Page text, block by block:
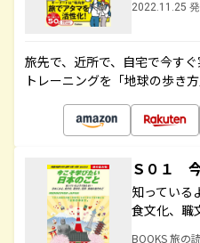
2022.11.25
旅先で、近所で、自宅で今す
トレーニングを「地球の歩き
Ｓ０１
知っている
食文化、職
BOOKS 旅の